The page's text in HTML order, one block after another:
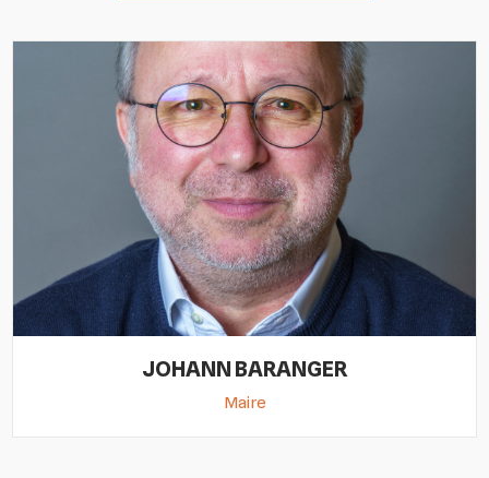
JOHANN BARANGER
Maire